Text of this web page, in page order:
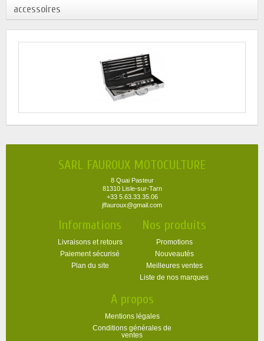
accessoires
SARL FAUROUX MOTOCULTURE
8 Quai Pasteur
81310 Lisle-sur-Tarn
+33 5.63.33.35.06
jffauroux@gmail.com
Informations
Livraisons et retours
Paiement sécurisé
Plan du site
Nos produits
Promotions
Nouveautés
Meilleures ventes
Liste de nos marques
A propos
Mentions légales
Conditions générales de
ventes